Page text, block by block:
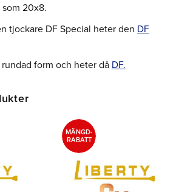
20x8.
tjockare DF Special heter den DF
form och heter då DF.
MÄNGD-
RABATT